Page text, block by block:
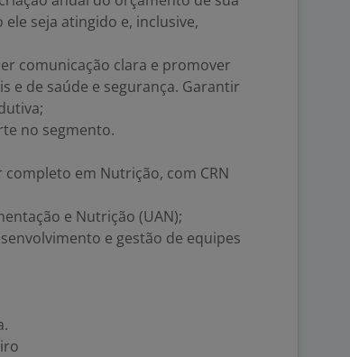
seja atingido e, inclusive,
comunicação clara e promover
e de saúde e segurança. Garantir
no segmento.
em Nutrição, com CRN
e Nutrição (UAN);
e gestão de equipes